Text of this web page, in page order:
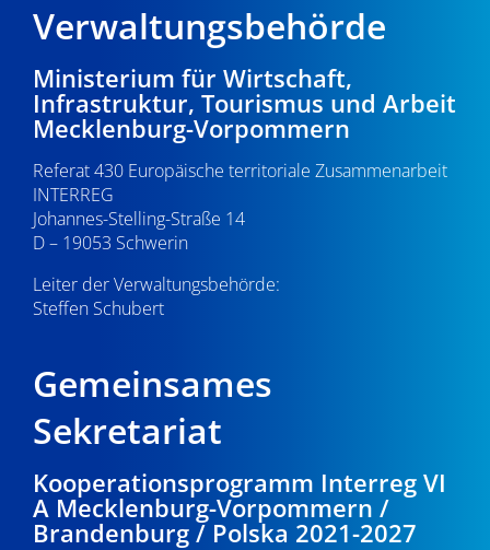
Verwaltungsbehörde
Ministerium für Wirtschaft,
Infrastruktur, Tourismus und Arbeit
Mecklenburg-Vorpommern
Referat 430 Europäische territoriale Zusammenarbeit
INTERREG
Johannes-Stelling-Straße 14
D – 19053 Schwerin
Leiter der Verwaltungsbehörde:
Steffen Schubert
Gemeinsames
Sekretariat
Kooperationsprogramm Interreg VI
A Mecklenburg-Vorpommern /
Brandenburg / Polska 2021-2027